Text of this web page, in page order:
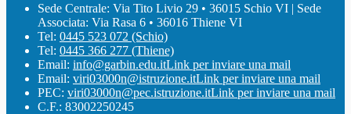
Sede Centrale: Via Tito Livio 29 • 36015 Schio VI | Sede
Associata: Via Rasa 6 • 36016 Thiene VI
Tel: 0445 523 072 (Schio)
Tel: 0445 366 277 (Thiene)
Email: info@garbin.edu.itLink per inviare una mail
Email: viri03000n@istruzione.itLink per inviare una mail
PEC: viri03000n@pec.istruzione.itLink per inviare una mail
C.F.: 83002250245